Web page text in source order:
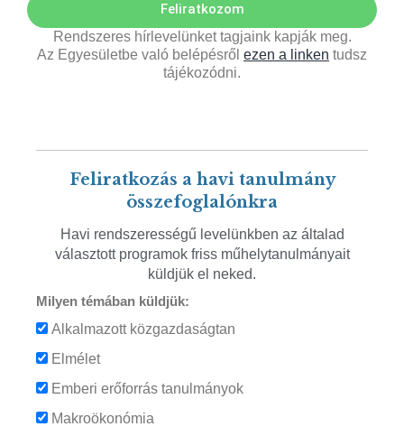
Feliratkozom
Rendszeres hírlevelünket tagjaink kapják meg.
Az Egyesületbe való belépésről ezen a linken tudsz
tájékozódni.
Feliratkozás a havi tanulmány
összefoglalónkra
Havi rendszerességű levelünkben az általad
választott programok friss műhelytanulmányait
küldjük el neked.
Milyen témában küldjük:
Alkalmazott közgazdaságtan
Elmélet
Emberi erőforrás tanulmányok
Makroökonómia